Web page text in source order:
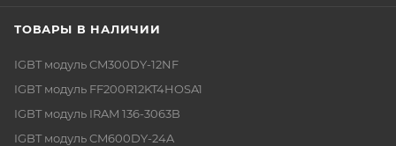
ТОВАРЫ В НАЛИЧИИ
IGBT модуль CM300DY-12NF
IGBT модуль FF200R12KT4HOSA1
IGBT модуль IRAM 136-3063B
IGBT модуль CM600DY-24A